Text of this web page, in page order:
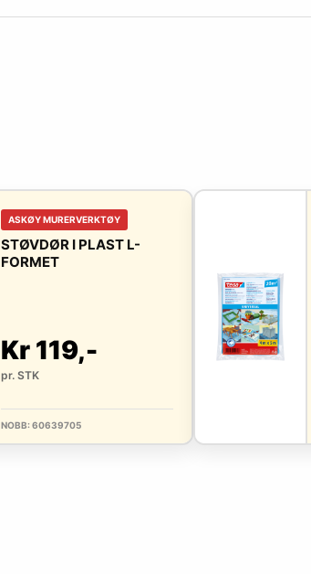
ASKØY MURERVERKTØY
STØVDØR I PLAST L-
FORMET
Kr 119,-
pr. STK
NOBB: 60639705